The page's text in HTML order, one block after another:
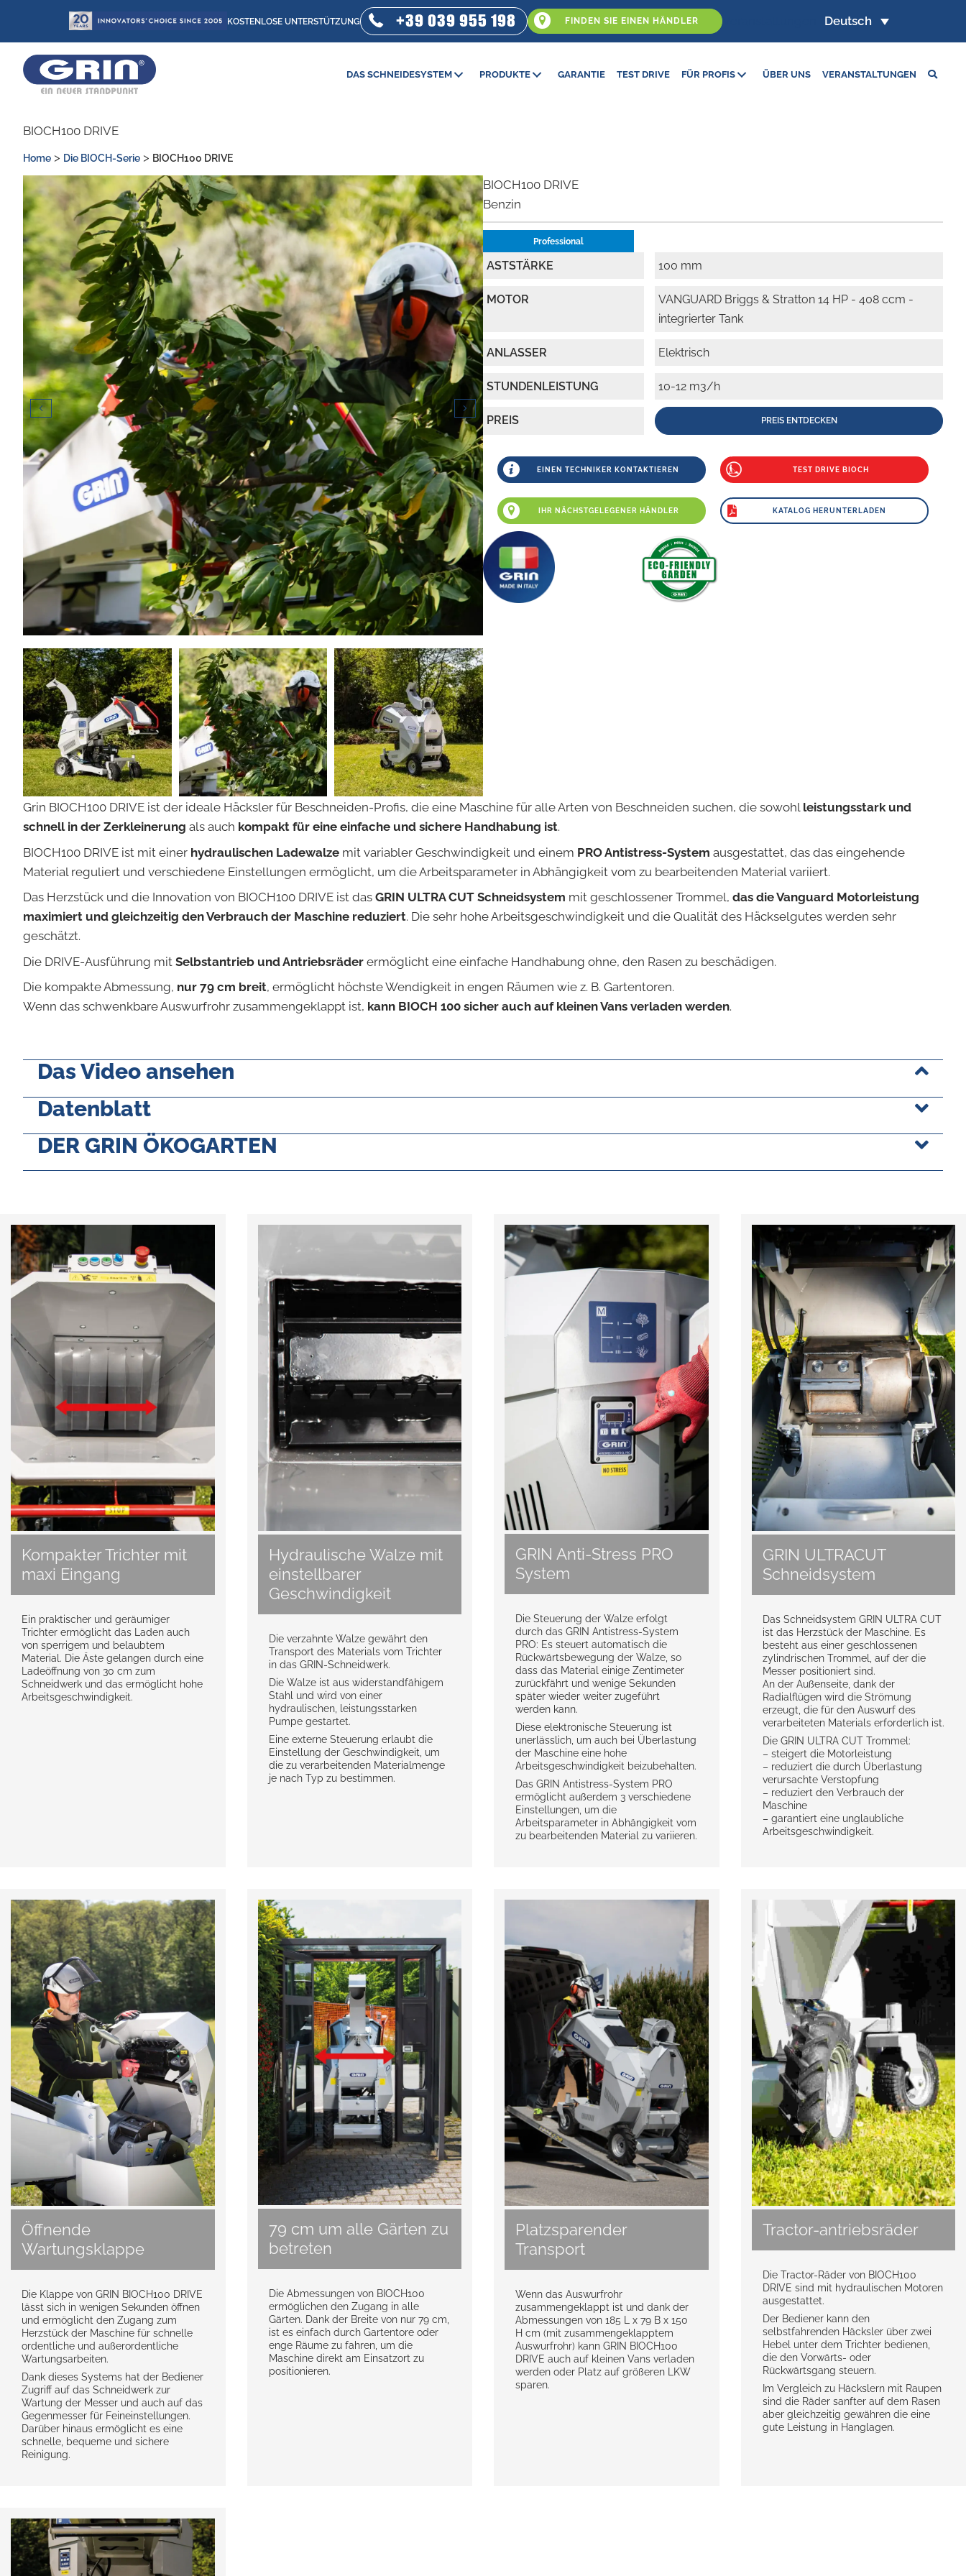
KOSTENLOSE UNTERSTÜTZUNG +39 039 955 198 FINDEN SIE EINEN HÄNDLER Veranstaltungen Deutsch
DAS SCHNEIDESYSTEM PRODUKTE GARANTIE TEST DRIVE FÜR PROFIS ÜBER UNS VERANSTALTUNGEN
BIOCH100 DRIVE
Home > Die BIOCH-Serie > BIOCH100 DRIVE
BIOCH100 DRIVE
Benzin
Professional
ASTSTÄRKE 100 mm
MOTOR
VANGUARD Briggs & Stratton 14 HP - 408 ccm -
integrierter Tank
ANLASSER Elektrisch
STUNDENLEISTUNG 10-12 m3/h
PREIS PREIS ENTDECKEN
EINEN TECHNIKER KONTAKTIEREN
IHR NÄCHSTGELEGENER HÄNDLER
TEST DRIVE BIOCH
KATALOG HERUNTERLADEN
Grin BIOCH100 DRIVE ist der ideale Häcksler für Beschneiden-Profis, die eine Maschine für alle Arten von Beschneiden suchen, die sowohl leistungsstark und
schnell in der Zerkleinerung als auch kompakt für eine einfache und sichere Handhabung ist.
BIOCH100 DRIVE ist mit einer hydraulischen Ladewalze mit variabler Geschwindigkeit und einem PRO Antistress-System ausgestattet, das das eingehende
Material reguliert und verschiedene Einstellungen ermöglicht, um die Arbeitsparameter in Abhängigkeit vom zu bearbeitenden Material variiert.
Das Herzstück und die Innovation von BIOCH100 DRIVE ist das GRIN ULTRA CUT Schneidsystem mit geschlossener Trommel, das die Vanguard Motorleistung
maximiert und gleichzeitig den Verbrauch der Maschine reduziert. Die sehr hohe Arbeitsgeschwindigkeit und die Qualität des Häckselgutes werden sehr
geschätzt.
Die DRIVE-Ausführung mit Selbstantrieb und Antriebsräder ermöglicht eine einfache Handhabung ohne, den Rasen zu beschädigen.
Die kompakte Abmessung, nur 79 cm breit, ermöglicht höchste Wendigkeit in engen Räumen wie z. B. Gartentoren.
Wenn das schwenkbare Auswurfrohr zusammengeklappt ist, kann BIOCH 100 sicher auch auf kleinen Vans verladen werden.
Das Video ansehen
Datenblatt
DER GRIN ÖKOGARTEN
Kompakter Trichter mit
maxi Eingang
Ein praktischer und geräumiger
Trichter ermöglicht das Laden auch
von sperrigem und belaubtem
Material. Die Äste gelangen durch eine
Ladeöffnung von 30 cm zum
Schneidwerk und das ermöglicht hohe
Arbeitsgeschwindigkeit.
Hydraulische Walze mit
einstellbarer
Geschwindigkeit
Die verzahnte Walze gewährt den
Transport des Materials vom Trichter
in das GRIN-Schneidwerk.
Die Walze ist aus widerstandfähigem
Stahl und wird von einer
hydraulischen, leistungsstarken
Pumpe gestartet.
Eine externe Steuerung erlaubt die
Einstellung der Geschwindigkeit, um
die zu verarbeitenden Materialmenge
je nach Typ zu bestimmen.
GRIN Anti-Stress PRO
System
Die Steuerung der Walze erfolgt
durch das GRIN Antistress-System
PRO: Es steuert automatisch die
Rückwärtsbewegung der Walze, so
dass das Material einige Zentimeter
zurückfährt und wenige Sekunden
später wieder weiter zugeführt
werden kann.
Diese elektronische Steuerung ist
unerlässlich, um auch bei Überlastung
der Maschine eine hohe
Arbeitsgeschwindigkeit beizubehalten.
Das GRIN Antistress-System PRO
ermöglicht außerdem 3 verschiedene
Einstellungen, um die
Arbeitsparameter in Abhängigkeit vom
zu bearbeitenden Material zu variieren.
GRIN ULTRACUT
Schneidsystem
Das Schneidsystem GRIN ULTRA CUT
ist das Herzstück der Maschine. Es
besteht aus einer geschlossenen
zylindrischen Trommel, auf der die
Messer positioniert sind.
An der Außenseite, dank der
Radialflügen wird die Strömung
erzeugt, die für den Auswurf des
verarbeiteten Materials erforderlich ist.
Die GRIN ULTRA CUT Trommel:
– steigert die Motorleistung
– reduziert die durch Überlastung
verursachte Verstopfung
– reduziert den Verbrauch der
Maschine
– garantiert eine unglaubliche
Arbeitsgeschwindigkeit.
Öffnende
Wartungsklappe
Die Klappe von GRIN BIOCH100 DRIVE
lässt sich in wenigen Sekunden öffnen
und ermöglicht den Zugang zum
Herzstück der Maschine für schnelle
ordentliche und außerordentliche
Wartungsarbeiten.
Dank dieses Systems hat der Bediener
Zugriff auf das Schneidwerk zur
Wartung der Messer und auch auf das
Gegenmesser für Feineinstellungen.
Darüber hinaus ermöglicht es eine
schnelle, bequeme und sichere
Reinigung.
79 cm um alle Gärten zu
betreten
Die Abmessungen von BIOCH100
ermöglichen den Zugang in alle
Gärten. Dank der Breite von nur 79 cm,
ist es einfach durch Gartentore oder
enge Räume zu fahren, um die
Maschine direkt am Einsatzort zu
positionieren.
Platzsparender
Transport
Wenn das Auswurfrohr
zusammengeklappt ist und dank der
Abmessungen von 185 L x 79 B x 150
H cm (mit zusammengeklapptem
Auswurfrohr) kann GRIN BIOCH100
DRIVE auch auf kleinen Vans verladen
werden oder Platz auf größeren LKW
sparen.
Tractor-antriebsräder
Die Tractor-Räder von BIOCH100
DRIVE sind mit hydraulischen Motoren
ausgestattet.
Der Bediener kann den
selbstfahrenden Häcksler über zwei
Hebel unter dem Trichter bedienen,
die den Vorwärts- oder
Rückwärtsgang steuern.
Im Vergleich zu Häckslern mit Raupen
sind die Räder sanfter auf dem Rasen
aber gleichzeitig gewähren die eine
gute Leistung in Hanglagen.